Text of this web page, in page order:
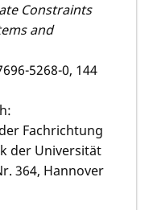
Constraints
and
5268-0, 144
Fachrichtung
der Universität
364, Hannover